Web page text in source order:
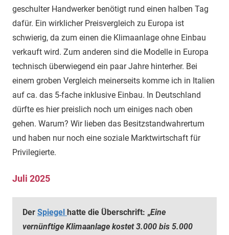
geschulter Handwerker benötigt rund einen halben Tag
dafür. Ein wirklicher Preisvergleich zu Europa ist
schwierig, da zum einen die Klimaanlage ohne Einbau
verkauft wird. Zum anderen sind die Modelle in Europa
technisch überwiegend ein paar Jahre hinterher. Bei
einem groben Vergleich meinerseits komme ich in Italien
auf ca. das 5-fache inklusive Einbau. In Deutschland
dürfte es hier preislich noch um einiges nach oben
gehen. Warum? Wir lieben das Besitzstandwahrertum
und haben nur noch eine soziale Marktwirtschaft für
Privilegierte.
Juli 2025
Der Spiegel hatte die Überschrift: „Eine
vernünftige Klimaanlage kostet 3.000 bis 5.000